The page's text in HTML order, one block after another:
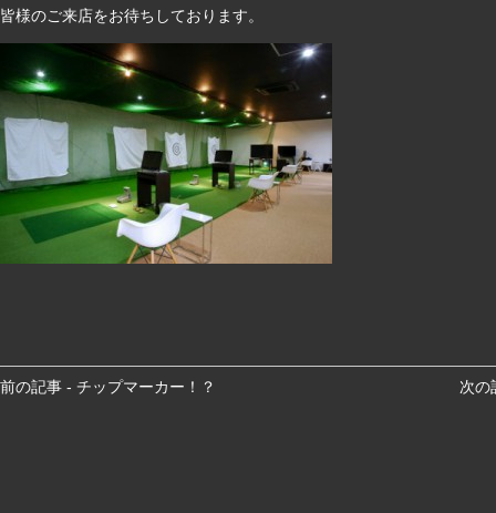
皆様のご来店をお待ちしております。
前
前の記事 - チップマーカー！？ 次の